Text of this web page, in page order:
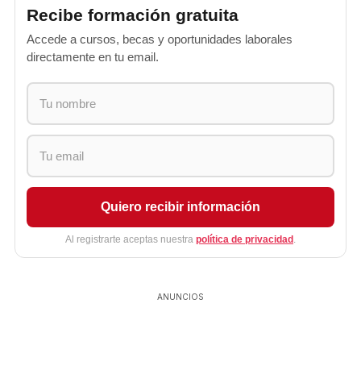
Recibe formación gratuita
Accede a cursos, becas y oportunidades laborales
directamente en tu email.
Quiero recibir información
Al registrarte aceptas nuestra política de privacidad .
ANUNCIOS